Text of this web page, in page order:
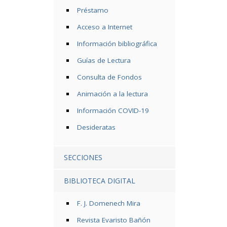
Préstamo
Acceso a Internet
Información bibliográfica
Guías de Lectura
Consulta de Fondos
Animación a la lectura
Información COVID-19
Desideratas
SECCIONES
BIBLIOTECA DIGITAL
F. J. Domenech Mira
Revista Evaristo Bañón